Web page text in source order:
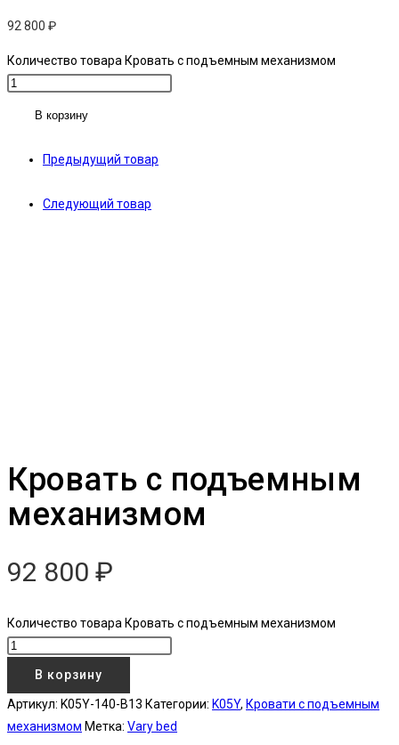
92 800 ₽
Количество товара Кровать с подъемным механизмом
В корзину
Предыдущий товар
Следующий товар
Кровать с подъемным
механизмом
92 800 ₽
Количество товара Кровать с подъемным механизмом
В корзину
Артикул: K05Y-140-B13 Категории: K05Y, Кровати с подъемным
механизмом Метка: Vary bed